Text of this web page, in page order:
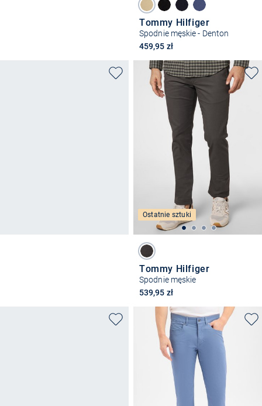
Tommy Hilfiger
Spodnie męskie - Denton
459,95 zł
Ostatnie sztuki
Tommy Hilfiger
Spodnie męskie
539,95 zł